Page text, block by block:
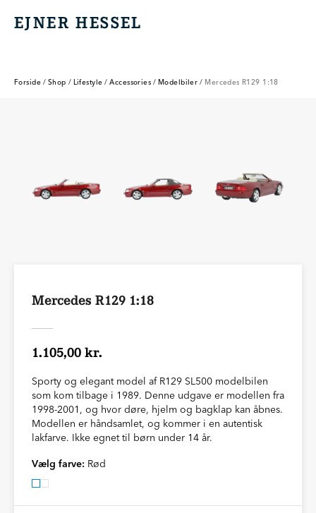
EJNER HESSEL
EJNER HESSEL
Forside / Shop / Lifestyle / Accessories / Modelbiler / Mercedes R129 1:18
Mercedes R129 1:18
1.105,00 kr.
Sporty og elegant model af R129 SL500 modelbilen
som kom tilbage i 1989. Denne udgave er modellen fra
1998-2001, og hvor døre, hjelm og bagklap kan åbnes.
Modellen er håndsamlet, og kommer i en autentisk
lakfarve. Ikke egnet til børn under 14 år.
Vælg farve: Rød